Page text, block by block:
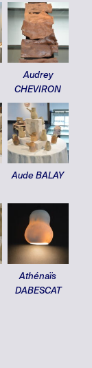
Audrey
CHEVIRON
Aude BALAY
Athénaïs
DABESCAT